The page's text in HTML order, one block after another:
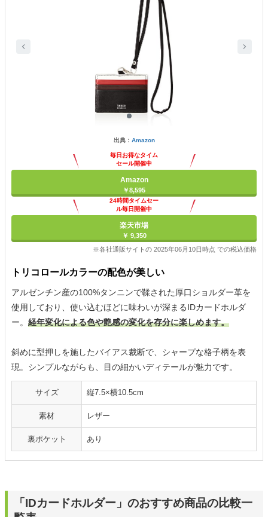
出典： Amazon
毎日お得なタイム
セール開催中
Amazon
￥8,595
24時間タイムセー
ル毎日開催中
楽天市場
￥ 9,350
※各社通販サイトの 2025年06月10日時点 での税込価格
トリコロールカラーの配色が美しい
アルゼンチン産の100%タンニンで鞣された厚口ショルダー革を
使用しており、使い込むほどに味わいが深まるIDカードホルダ
ー。 経年変化による色や艶感の変化を存分に楽しめます。
斜めに型押しを施したバイアス裁断で、シャープな格子柄を表
現。シンプルながらも、目の細かいディテールが魅力です。
サイズ 縦7.5×横10.5cm
素材 レザー
裏ポケット あり
「IDカードホルダー」のおすすめ商品の比較一